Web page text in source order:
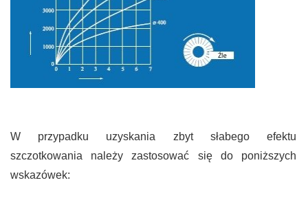
W przypadku uzyskania zbyt słabego efektu
szczotkowania należy zastosować się do poniższych
wskazówek: